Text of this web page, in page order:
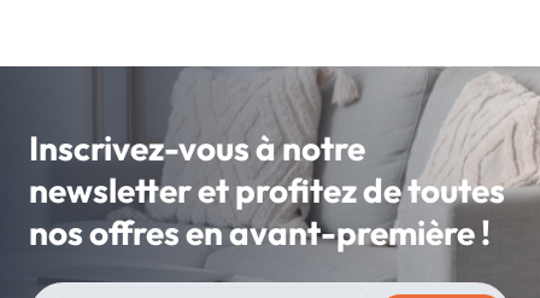
Inscrivez-vous à notre
newsletter et profitez de toutes
nos offres en avant-première !